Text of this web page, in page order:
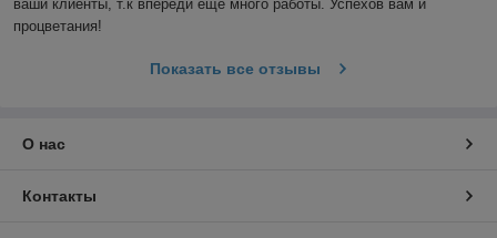
ваши клиенты, т.к впереди ещё много работы. Успехов вам и
процветания!
Показать все отзывы
О нас
Контакты